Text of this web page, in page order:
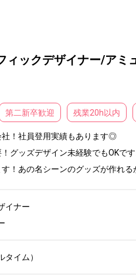
ィックデザイナー/ア
第二新卒歓迎 残業20h以内
！社員登用実績もあります◎
グッズデザイン未経験でもOKです
！あの名シーンのグッズが作れる
イナー
タイム）